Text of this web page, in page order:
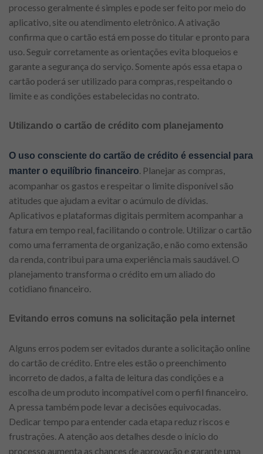
processo geralmente é simples e pode ser feito por meio do
aplicativo, site ou atendimento eletrônico. A ativação
confirma que o cartão está em posse do titular e pronto para
uso. Seguir corretamente as orientações evita bloqueios e
garante a segurança do serviço. Somente após essa etapa o
cartão poderá ser utilizado para compras, respeitando o
limite e as condições estabelecidas no contrato.
Utilizando o cartão de crédito com planejamento
O uso consciente do cartão de crédito é essencial para
manter o equilíbrio financeiro. Planejar as compras,
acompanhar os gastos e respeitar o limite disponível são
atitudes que ajudam a evitar o acúmulo de dívidas.
Aplicativos e plataformas digitais permitem acompanhar a
fatura em tempo real, facilitando o controle. Utilizar o cartão
como uma ferramenta de organização, e não como extensão
da renda, contribui para uma experiência mais saudável. O
planejamento transforma o crédito em um aliado do
cotidiano financeiro.
Evitando erros comuns na solicitação pela internet
Alguns erros podem ser evitados durante a solicitação online
do cartão de crédito. Entre eles estão o preenchimento
incorreto de dados, a falta de leitura das condições e a
escolha de um produto incompatível com o perfil financeiro.
A pressa também pode levar a decisões equivocadas.
Dedicar tempo para entender cada etapa reduz riscos e
frustrações. A atenção aos detalhes desde o início do
processo aumenta as chances de aprovação e garante uma